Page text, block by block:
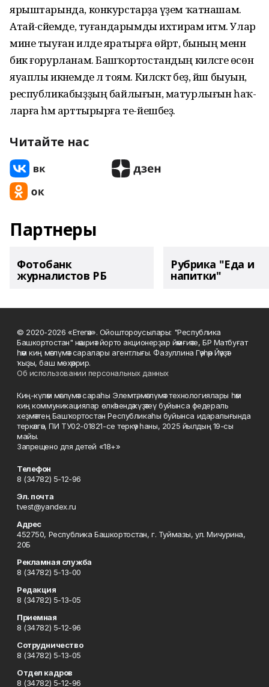
ярыштарында, конкурстарҙа әүҙем ҡатнашам.
Атай-әсәйемде, туғандарымды ихтирам итәм. Улар
мине тыуған илде яратырға өйрәтә, бының менән
бик ғорурланам. Башҡортостандың киләсәге өсөн
яуаплы икәнемде лә тоям. Киләсәктә беҙ, йәш быуын,
республикабыҙҙың байлығын, матурлығын һаҡ-
ларға һәм арттырырға те-йешбеҙ.
Читайте нас
Партнеры
Фотобанк
журналистов РБ
Рубрика "Еда и
напитки"
© 2020-2026 «Етегән». Ойоштороусылары: "Республика
Башкортостан" нәшриәт йорто акционерҙар йәмғиәте, БР Матбуғат
һәм киң мәғлүмәт саралары агентлығы. Фазуллина Гәүһәр Йәүҙәт
ҡыҙы, баш мөхәррир.
Об использовании персональных данных
Киң-күләм мәғлүмәт сараһы Элемтә, мәғлүмәт технологиялары һәм
киң коммуникациялар өлкәһендә күҙәтеү буйынса федераль
хеҙмәттең Башҡортостан Республикаһы буйынса идаралығында
теркәлгән, ПИ ТУ02-01821-се теркәү һаны, 2025 йылдың 19-сы
майы.
Запрещено для детей «18+»
Телефон
8 (34782) 5-12-96
Эл. почта
tvest@yandex.ru
Адрес
452750, Республика Башкортостан, г. Туймазы, ул. Мичурина,
20Б
Рекламная служба
8 (34782) 5-13-00
Редакция
8 (34782) 5-13-05
Приемная
8 (34782) 5-12-96
Сотрудничество
8 (34782) 5-13-05
Отдел кадров
8 (34782) 5-12-96